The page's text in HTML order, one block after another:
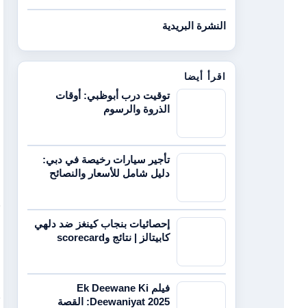
النشرة البريدية
اقرأ أيضا
توقيت درب أبوظبي: أوقات
الذروة والرسوم
تأجير سيارات رخيصة في دبي:
دليل شامل للأسعار والنصائح
إحصائيات بنجاب كينغز ضد دلهي
كابيتالز | نتائج وscorecard
فيلم Ek Deewane Ki
Deewaniyat 2025: القصة